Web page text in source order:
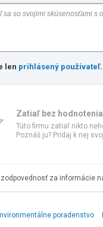
len prihlásený používateľ.
Zatiaľ bez hodnotenia
Túto firmu zatiaľ nikto
Poznáš ju? Pridaj k nej
za informácie
poradenstvo